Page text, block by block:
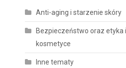
Anti-aging i starzenie skóry
Bezpieczeństwo oraz etyka
kosmetyce
Inne tematy